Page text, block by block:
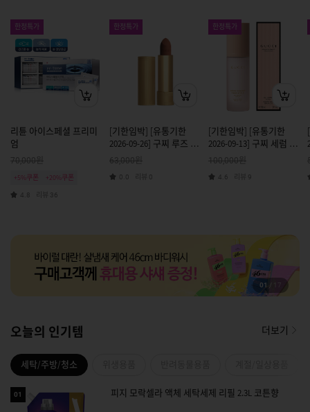
한정특가
리튠 아이스페셜 프리미
엄
70,000원
+5%쿠폰 +20%쿠폰
4.8 36
한정특가
[기한임박] [유통기한
2026-09-26] 구찌 루즈 매
트 122 엘리자 진저
63,000원
한정특가
[기한임박] [유통기한
2026-09-13] 구찌 세럼 드
보떼 실크 프라이밍 세럼
100,000원
4.6
01
오늘의 인기템 더보기
세탁/주방/청소
01 피지 모락셀라 액체 세탁세제 리필 2.3L 코튼향